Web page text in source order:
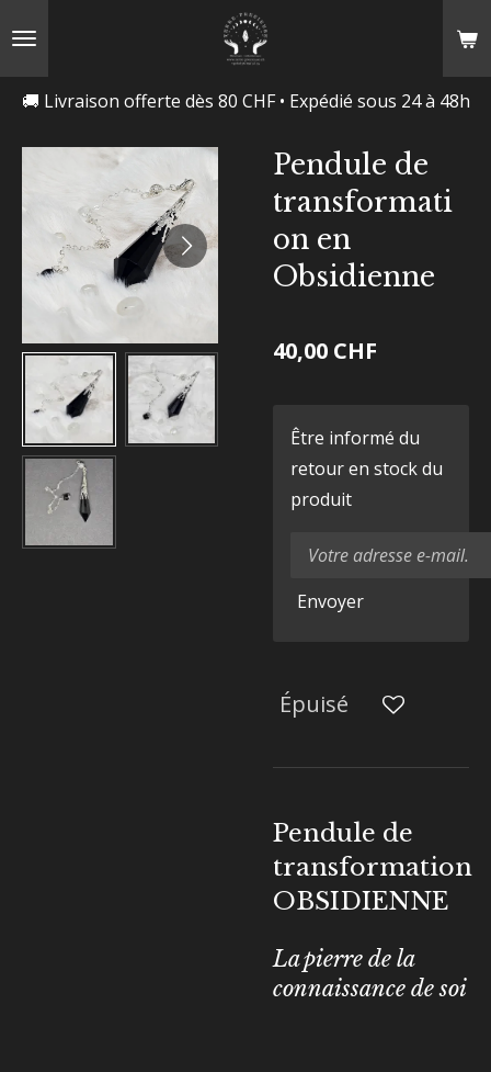
🚚 Livraison offerte dès 80 CHF • Expédié sous 24 à 48h
Pendule de
transformati
on en
Obsidienne
40,00 CHF
Être informé du
retour en stock du
produit
Envoyer
Épuisé
Pendule de
transformation
OBSIDIENNE
La pierre de la
connaissance de soi